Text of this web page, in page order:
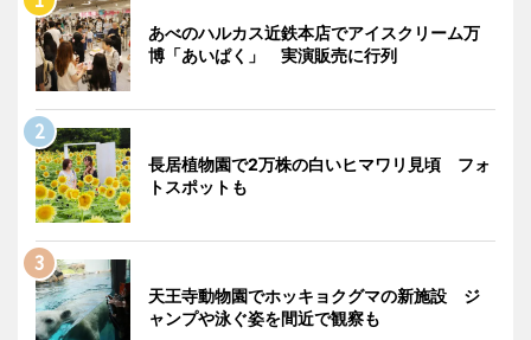
あべのハルカス近鉄本店でアイスクリーム万
博「あいぱく」 実演販売に行列
長居植物園で2万株の白いヒマワリ見頃 フォ
トスポットも
天王寺動物園でホッキョクグマの新施設 ジ
ャンプや泳ぐ姿を間近で観察も